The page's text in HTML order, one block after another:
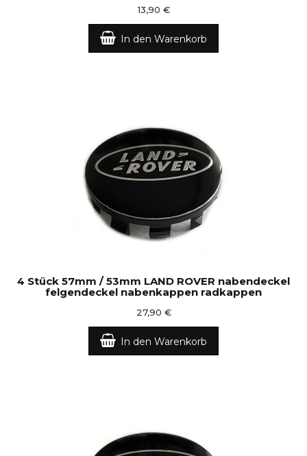
13,90 €
In den Warenkorb
4 Stück 57mm / 53mm LAND ROVER nabendeckel
felgendeckel nabenkappen radkappen
27,90 €
In den Warenkorb